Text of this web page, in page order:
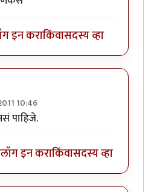
इन कराकिंवासदस्य व्हा
10:46
नितिन थत्ते
पाहिजे.
लॉग इन कराकिंवासदस्य व्हा